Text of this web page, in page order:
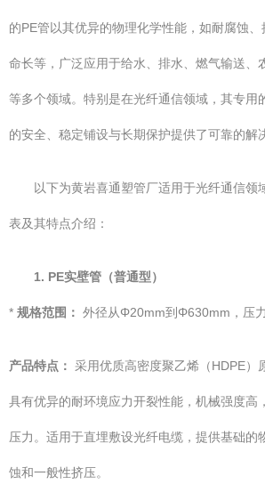
的PE管以其优异的物理化学性能，如耐腐蚀
命长等，广泛应用于给水、排水、燃气输送、
等多个领域。特别是在光纤通信领域，其专用
的安全、稳定铺设与长期保护提供了可靠的解
以下为黄岩喜通塑管厂适用于光纤通信领
表及其特点介绍：
1. PE实壁管（普通型）
* 规格范围： 外径从Φ20mm到Φ630mm，压力
产品特点： 采用优质高密度聚乙烯（HDPE）
具有优异的耐环境应力开裂性能，机械强度高
压力。适用于直埋敷设光纤电缆，提供基础的
蚀和一般性挤压。